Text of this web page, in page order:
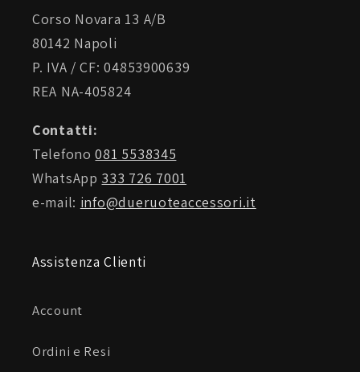
Corso Novara 13 A/B
80142 Napoli
P. IVA / CF: 04853900639
REA NA-405824
Contatti:
Telefono081 5538345
WhatsApp 333 726 7001
e-mail: info@dueruoteaccessori.it
Assistenza Clienti
Account
Ordini e Resi